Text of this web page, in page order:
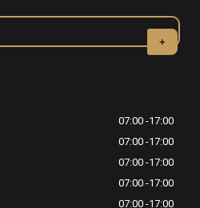
07:00 -17:00
07:00 -17:00
07:00 -17:00
07:00 -17:00
07:00 -17:00